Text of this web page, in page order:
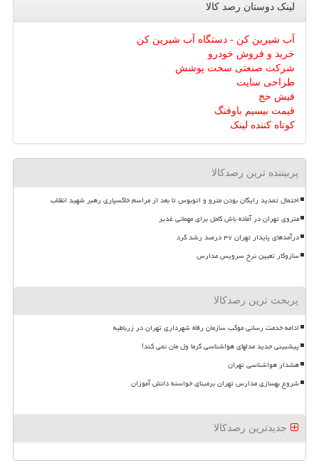
لینک دوستان رصد كالا
آب شیرین کن - دستگاه آب شیرین کن
خرید و فروش خودرو
شرکت صنعتی سخت پوشش
طراحی سایت
فیش حج
قیمت بیسیم باوفنگ
کوتاه کننده لینک
پربیننده ترین رصدکالا
احتمال تمدید رایگان بودن مترو و اتوبوس تا بعد از مراسم خاکسپاری رهبر شهید انقلاب
متروی تهران در آماده باش کامل برای مهمانی غدیر
درآمدهای پایدار تهران ۴۷ درصد رشد کرد
سازوکار تعیین نرخ سرویس مدارس
پربحث ترین رصدکالا
ادامه خدمت رسانی موکب سازمان رفاه شهرداری تهران در زرباطیه
پیشبینی جدید مدلهای هواشناسی گرما ول مان نمی کند!
هشدار هواشناسی تهران
شروع بهسازی مدارس تهران برمبنای خواسته دانش آموزان
جدیدترین رصدکالا